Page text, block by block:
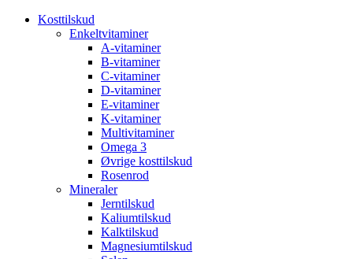
Kosttilskud
Enkeltvitaminer
A-vitaminer
B-vitaminer
C-vitaminer
D-vitaminer
E-vitaminer
K-vitaminer
Multivitaminer
Omega 3
Øvrige kosttilskud
Rosenrod
Mineraler
Jerntilskud
Kaliumtilskud
Kalktilskud
Magnesiumtilskud